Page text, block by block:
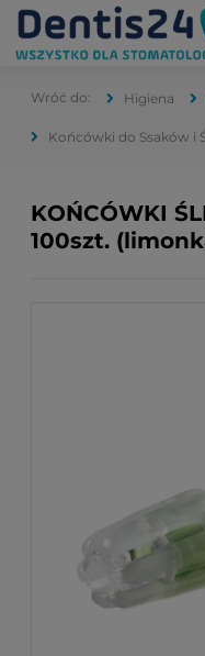
Higiena
Końcówki do Ssaków i
KOŃCÓWKI
100szt.